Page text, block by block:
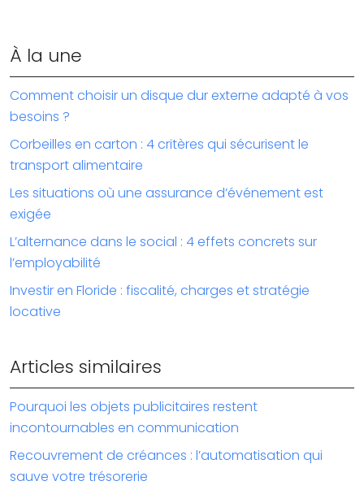
À la une
Comment choisir un disque dur externe adapté à vos
besoins ?
Corbeilles en carton : 4 critères qui sécurisent le
transport alimentaire
Les situations où une assurance d’événement est
exigée
L’alternance dans le social : 4 effets concrets sur
l’employabilité
Investir en Floride : fiscalité, charges et stratégie
locative
Articles similaires
Pourquoi les objets publicitaires restent
incontournables en communication
Recouvrement de créances : l’automatisation qui
sauve votre trésorerie